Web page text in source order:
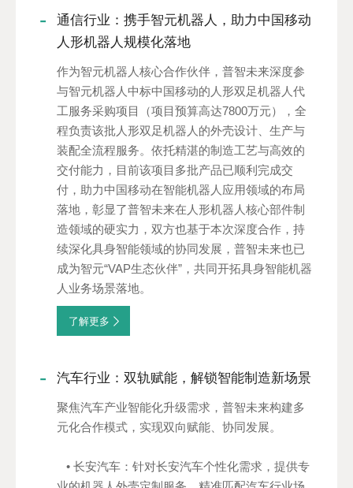
通信行业：携手智元机器人，助力中国移动
人形机器人规模化落地
作为智元机器人核心合作伙伴，普智未来深度参
与智元机器人中标中国移动的人形双足机器人代
工服务采购项目（项目预算高达7800万元），全
程负责该批人形双足机器人的外壳设计、生产与
装配全流程服务。依托精湛的制造工艺与高效的
交付能力，目前该项目多批产品已顺利完成交
付，助力中国移动在智能机器人应用领域的布局
落地，彰显了普智未来在人形机器人核心部件制
造领域的硬实力，双方也基于本次深度合作，持
续深化具身智能领域的协同发展，普智未来也已
成为智元“VAP生态伙伴”，共同开拓具身智能机器
人业务场景落地。
了解更多
汽车行业：双轨赋能，解锁智能制造新场景
聚焦汽车产业智能化升级需求，普智未来构建多
元化合作模式，实现双向赋能、协同发展。
• 长安汽车：针对长安汽车个性化需求，提供专